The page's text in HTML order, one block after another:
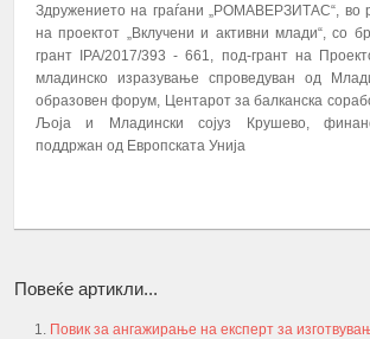
Здружението на граѓани „РОМАВЕРЗИТАС“, во
на проектот „Вклучени и активни млади“, со
грант IPA/2017/393 - 661, под-грант на
младинско изразување спроведуван од
образовен форум, Центарот за балканска
Љоја и Младински сојуз Крушево,
поддржан од Европската Унија
Повеќе артикли...
Повик за ангажирање на експерт за